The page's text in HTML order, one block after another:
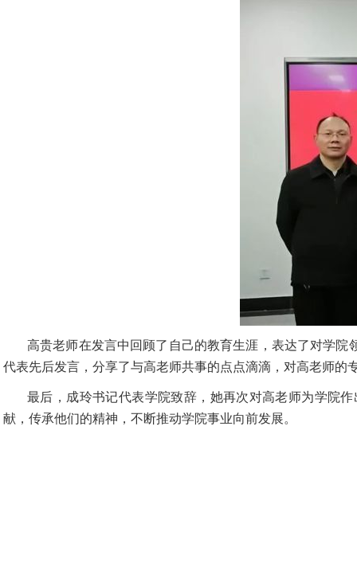
高贵老师在发言中回顾了自己的教育生涯，表达了对学
代表先后发言，分享了与高老师共事的点点滴滴，对高老师
最后，成玲书记代表学院致辞，她再次对高老师为学院
献，传承他们的精神，不断推动学院事业向前发展。